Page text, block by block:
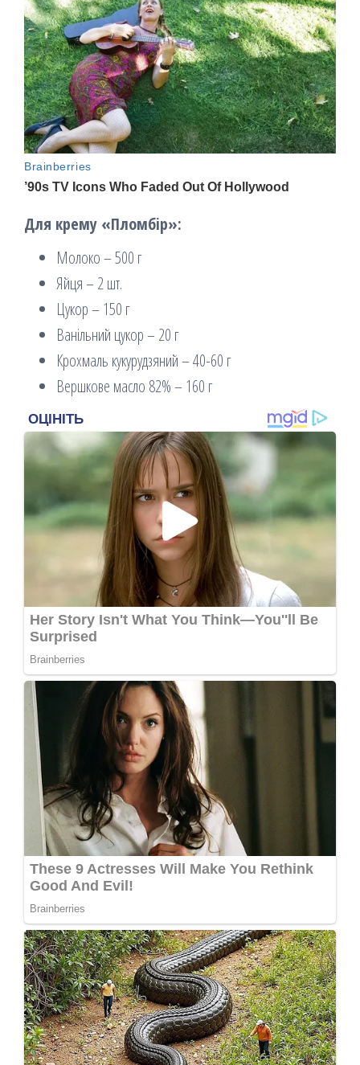
Для крему «Пломбір»:
Молоко – 500 г
Яйця – 2 шт.
Цукор – 150 г
Ванільний цукор – 20 г
Крохмаль кукурудзяний – 40-60 г
Вершкове масло 82% – 160 г